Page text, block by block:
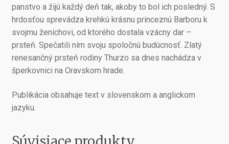
panstvo a žijú každý deň tak, akoby to bol ich posledný. S
hrdosťou sprevádza krehkú krásnu princeznú Barboru k
svojmu ženíchovi, od ktorého dostala vzácny dar –
prsteň. Spečatili ním svoju spoločnú budúcnosť. Zlatý
renesančný prsteň rodiny Thurzo sa dnes nachádza v
šperkovnici na Oravskom hrade.
Publikácia obsahuje text v slovenskom a anglickom
jazyku.